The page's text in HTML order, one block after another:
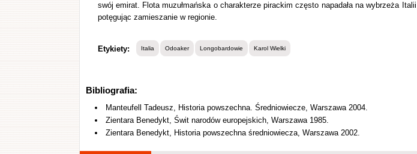
swój emirat. Flota muzułmańska o charakterze pirackim często napadała na wybrzeża Italii
potęgując zamieszanie w regionie.
Etykiety: Italia Odoaker Longobardowie Karol Wielki
Bibliografia:
Manteufell Tadeusz, Historia powszechna. Średniowiecze, Warszawa 2004.
Zientara Benedykt, Świt narodów europejskich, Warszawa 1985.
Zientara Benedykt, Historia powszechna średniowiecza, Warszawa 2002.